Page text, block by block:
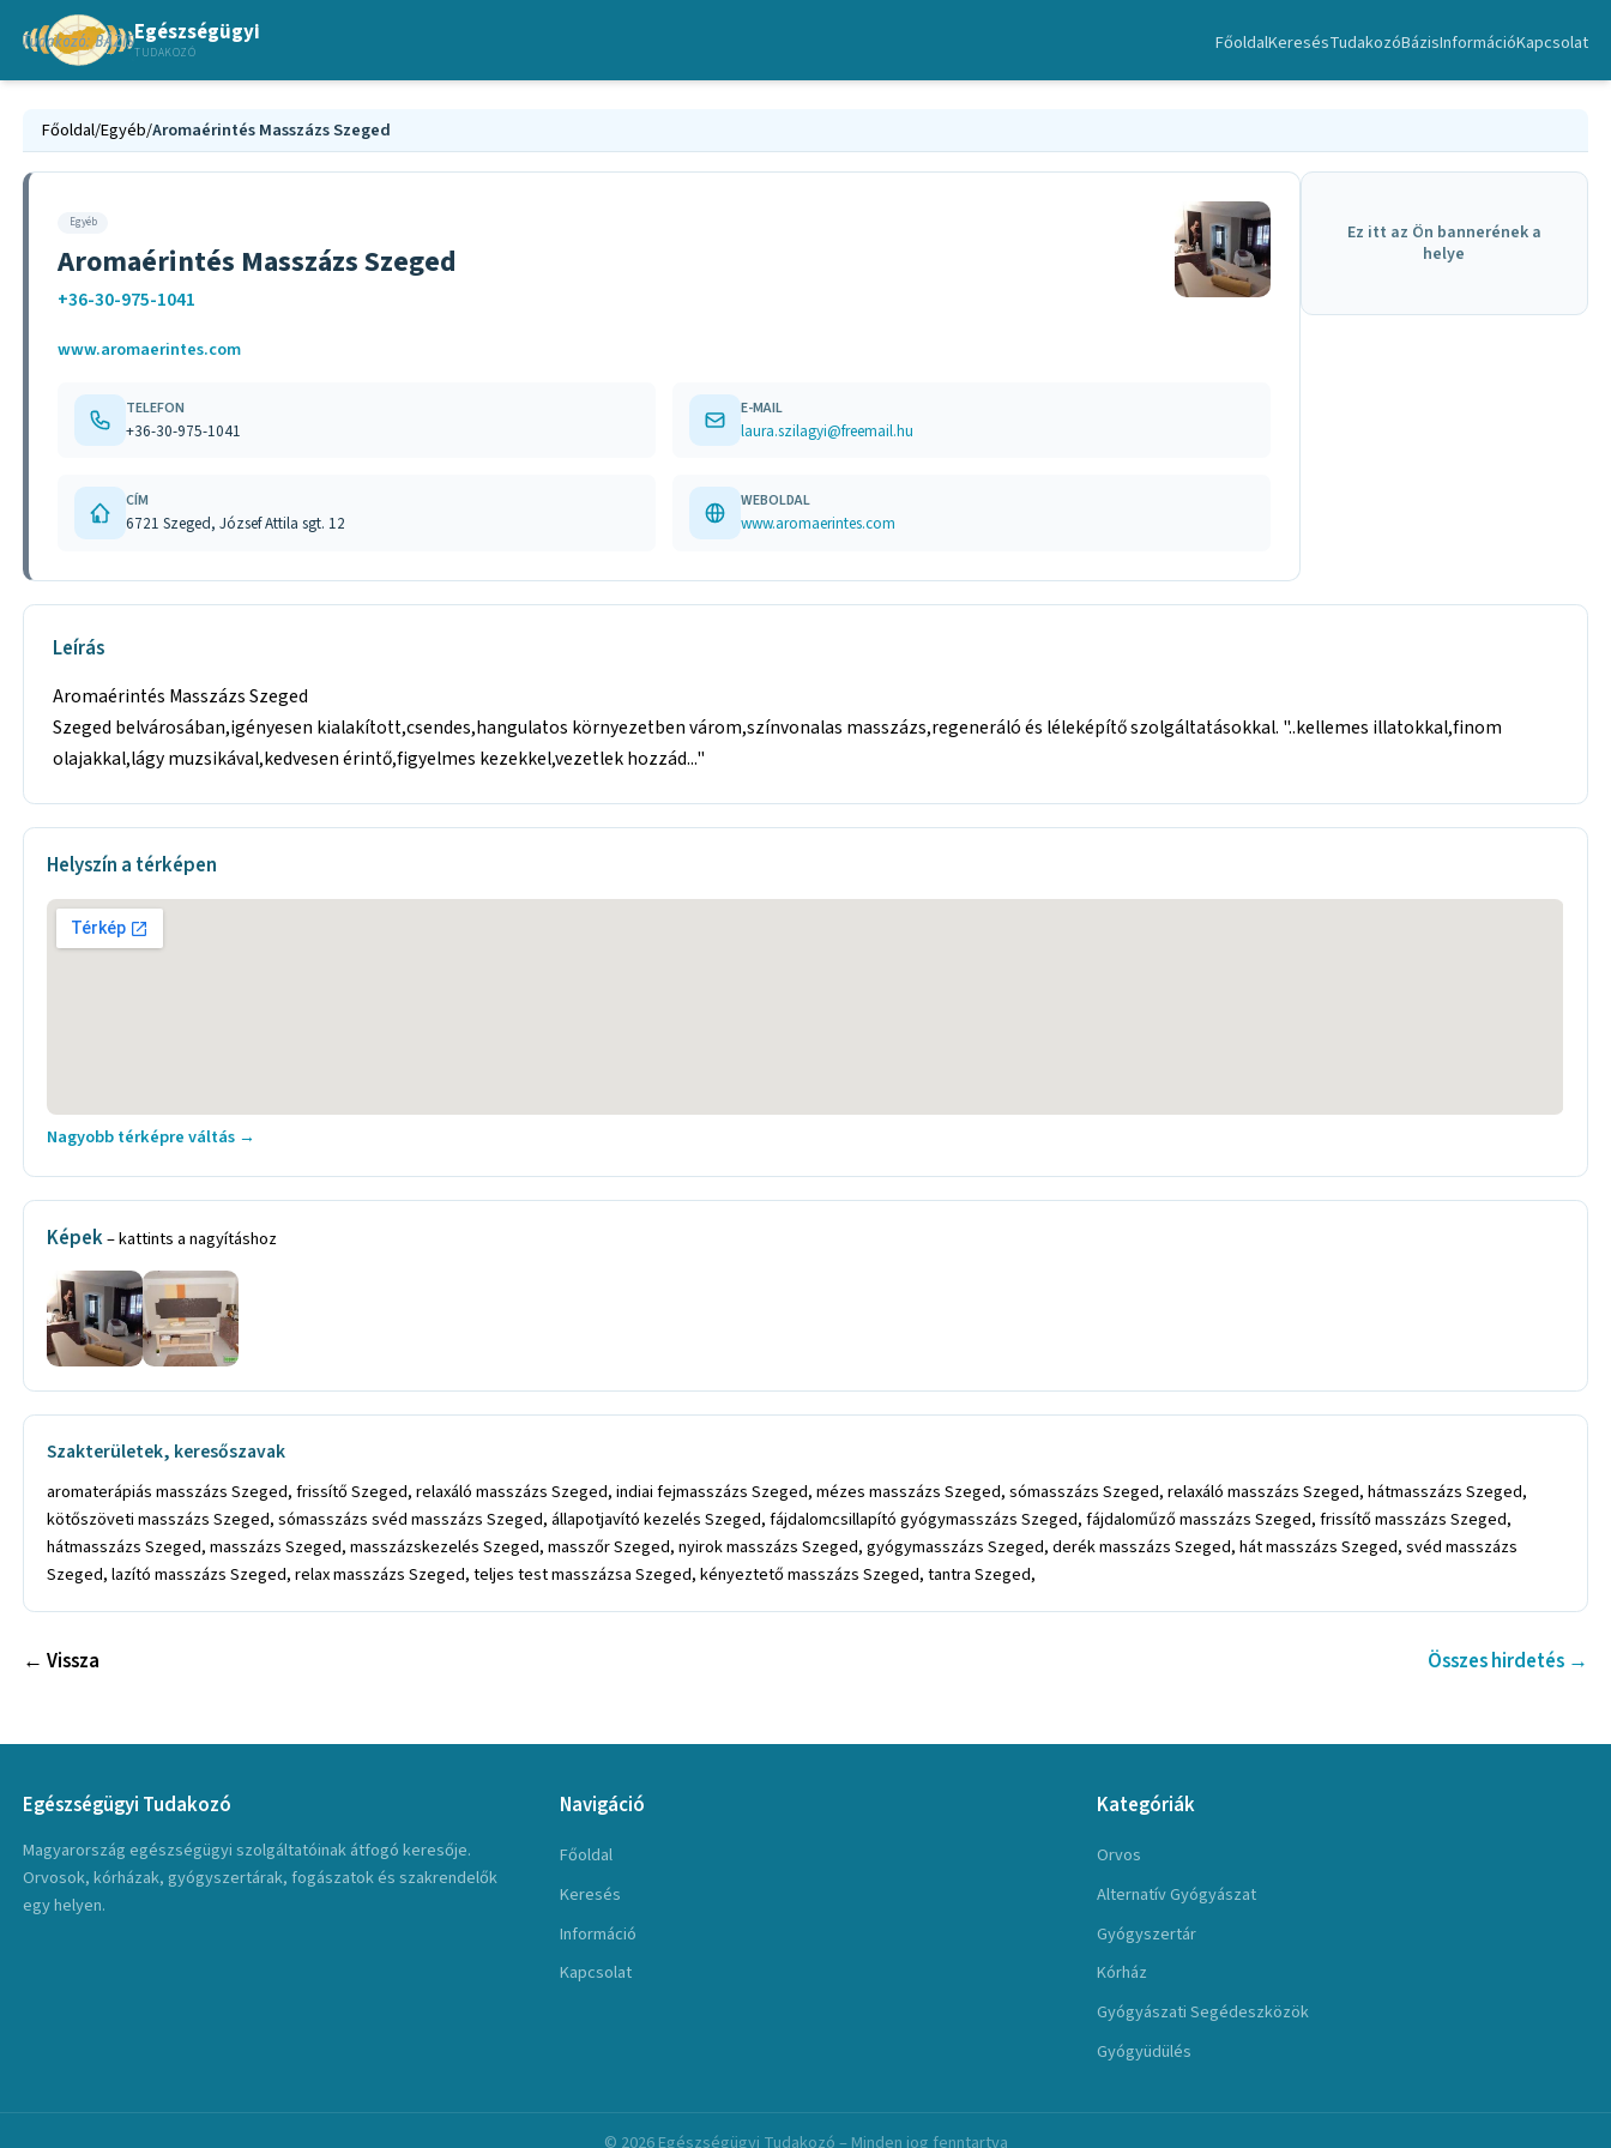
Egészségügyi
TUDAKOZÓ FőoldalKeresésTudakozóBázisInformációKapcsolat
Főoldal/Egyéb/Aromaérintés Masszázs Szeged
Egyéb
Aromaérintés Masszázs Szeged
+36-30-975-1041
www.aromaerintes.com
TELEFON
+36-30-975-1041
E-MAIL
laura.szilagyi@freemail.hu
CÍM
6721 Szeged, József Attila sgt. 12
WEBOLDAL
www.aromaerintes.com
Ez itt az Ön bannerének a
helye
Leírás
Aromaérintés Masszázs Szeged
Szeged belvárosában,igényesen kialakított,csendes,hangulatos környezetben várom,színvonalas masszázs,regeneráló és léleképítő szolgáltatásokkal. "..kellemes illatokkal,finom
olajakkal,lágy muzsikával,kedvesen érintő,figyelmes kezekkel,vezetlek hozzád..."
Helyszín a térképen
Nagyobb térképre váltás →
Képek– kattints a nagyításhoz
Szakterületek, keresőszavak
aromaterápiás masszázs Szeged, frissítő Szeged, relaxáló masszázs Szeged, indiai fejmasszázs Szeged, mézes masszázs Szeged, sómasszázs Szeged, relaxáló masszázs Szeged, hátmasszázs Szeged,
kötőszöveti masszázs Szeged, sómasszázs svéd masszázs Szeged, állapotjavító kezelés Szeged, fájdalomcsillapító gyógymasszázs Szeged, fájdaloműző masszázs Szeged, frissítő masszázs Szeged,
hátmasszázs Szeged, masszázs Szeged, masszázskezelés Szeged, masszőr Szeged, nyirok masszázs Szeged, gyógymasszázs Szeged, derék masszázs Szeged, hát masszázs Szeged, svéd masszázs
Szeged, lazító masszázs Szeged, relax masszázs Szeged, teljes test masszázsa Szeged, kényeztető masszázs Szeged, tantra Szeged,
← Vissza Összes hirdetés →
Egészségügyi Tudakozó
Magyarország egészségügyi szolgáltatóinak átfogó keresője.
Orvosok, kórházak, gyógyszertárak, fogászatok és szakrendelők
egy helyen.
Navigáció
Főoldal
Keresés
Információ
Kapcsolat
Kategóriák
Orvos
Alternatív Gyógyászat
Gyógyszertár
Kórház
Gyógyászati Segédeszközök
Gyógyüdülés
© 2026 Egészségügyi Tudakozó – Minden jog fenntartva